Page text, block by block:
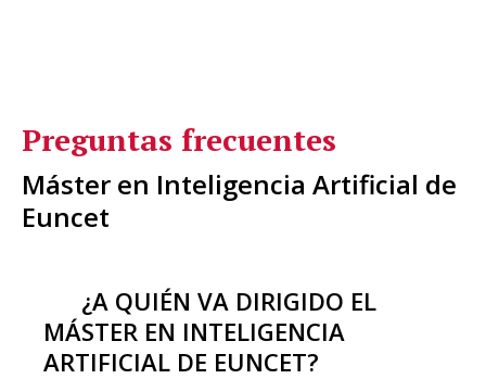
Preguntas frecuentes
Máster en Inteligencia Artificial de
Euncet
¿A QUIÉN VA DIRIGIDO EL
MÁSTER EN INTELIGENCIA
ARTIFICIAL DE EUNCET?